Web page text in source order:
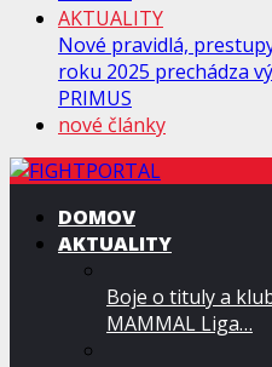
AKTUALITY
Nové pravidlá,
roku 2025 prechádza
PRIMUS
nové články
DOMOV
AKTUALITY
Boje o tituly a
MAMMAL Liga…